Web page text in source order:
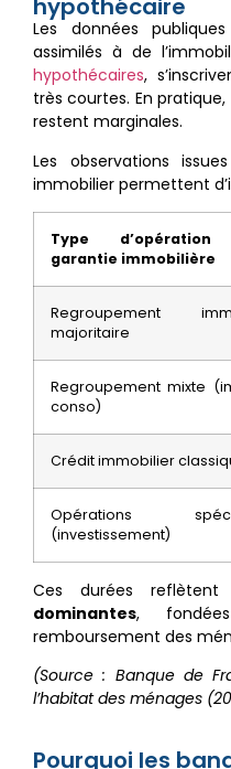
hypothécaire
Les données
assimilés à de
hypothécaires,
très courtes. En
restent marginales.
Les observations
immobilier permettent
Type d’opération
garantie immobilière
Regroupement
majoritaire
Regroupement mixte
conso)
Crédit immobilier
Opérations
(investissement)
Ces durées
dominantes,
remboursement des
(Source : Banque de
l’habitat des ménages
Pourquoi les